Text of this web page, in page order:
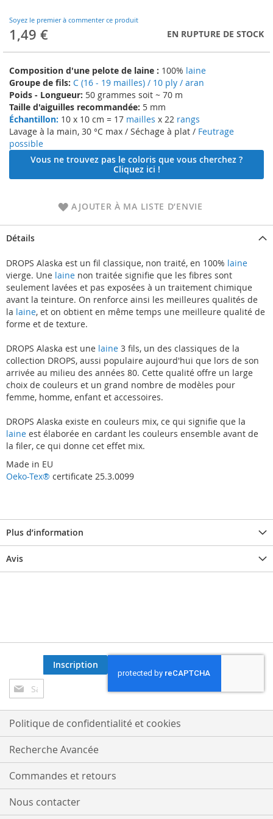
Soyez le premier à commenter ce produit
1,49 € EN RUPTURE DE STOCK
Composition d'une pelote de laine : 100% laine
Groupe de fils: C (16 - 19 mailles) / 10 ply / aran
Poids - Longueur: 50 grammes soit ~ 70 m
Taille d'aiguilles recommandée: 5 mm
Échantillon: 10 x 10 cm = 17 mailles x 22 rangs
Lavage à la main, 30 °C max / Séchage à plat / Feutrage
possible
Vous ne trouvez pas le coloris que vous cherchez ?
Cliquez ici !
AJOUTER À MA LISTE D’ENVIE
beginning
of
the
gallery
Détails
DROPS Alaska est un fil classique, non traité, en 100% laine
vierge. Une laine non traitée signifie que les fibres sont
seulement lavées et pas exposées à un traitement chimique
avant la teinture. On renforce ainsi les meilleures qualités de
la laine, et on obtient en même temps une meilleure qualité de
forme et de texture.
DROPS Alaska est une laine 3 fils, un des classiques de la
collection DROPS, aussi populaire aujourd'hui que lors de son
arrivée au milieu des années 80. Cette qualité offre un large
choix de couleurs et un grand nombre de modèles pour
femme, homme, enfant et accessoires.
DROPS Alaska existe en couleurs mix, ce qui signifie que la
laine est élaborée en cardant les couleurs ensemble avant de
la filer, ce qui donne cet effet mix.
Made in EU
Oeko-Tex® certificate 25.3.0099
Plus d’information
Avis
Inscription
à
notre
lettre
d’information
:
Inscription
Politique de confidentialité et cookies
Recherche Avancée
Commandes et retours
Nous contacter